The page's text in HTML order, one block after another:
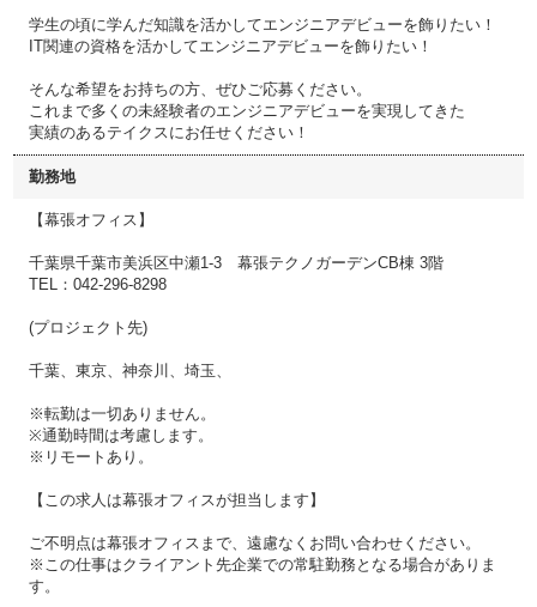
学生の頃に学んだ知識を活かしてエンジニアデビューを飾りたい！
IT関連の資格を活かしてエンジニアデビューを飾りたい！
そんな希望をお持ちの方、ぜひご応募ください。
これまで多くの未経験者のエンジニアデビューを実現してきた
実績のあるテイクスにお任せください！
勤務地
【幕張オフィス】
千葉県千葉市美浜区中瀬1-3 幕張テクノガーデンCB棟 3階
TEL：042-296-8298
(プロジェクト先)
千葉、東京、神奈川、埼玉、
※転勤は一切ありません。
※通勤時間は考慮します。
※リモートあり。
【この求人は幕張オフィスが担当します】
ご不明点は幕張オフィスまで、遠慮なくお問い合わせください。
※この仕事はクライアント先企業での常駐勤務となる場合がありま
す。